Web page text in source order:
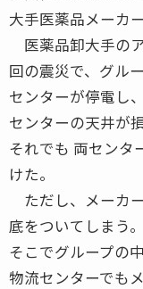
大手医薬品メーカ
医薬品卸大手の
回の震災で、グル
センターが停電し
センターの天井が
それでも 両センタ
けた。
ただし、メーカ
底をついてしまう。
そこでグループの
物流センターでも